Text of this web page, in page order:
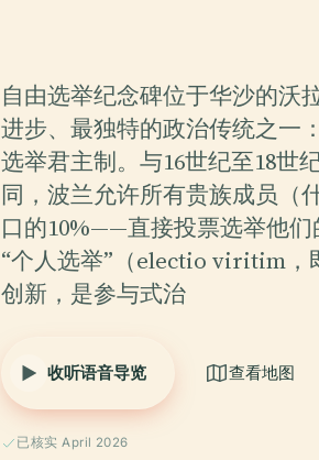
自由选举纪念碑位于华沙的沃
进步、最独特的政治传统之一
选举君主制。与16世纪至18世
同，波兰允许所有贵族成员（
口的10%——直接投票选举他
“个人选举”（electio viritim，
创新，是参与式治
收听语音导览 查看地图
已核实 April 2026